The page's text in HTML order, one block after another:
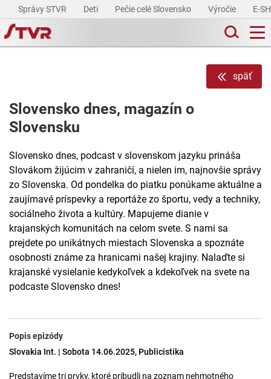
Správy STVR Deti Pečie celé Slovensko Výročie E-
späť
Slovensko dnes, magazín o
Slovensku
Slovensko dnes, podcast v slovenskom jazyku prináša
Slovákom žijúcim v zahraničí, a nielen im, najnovšie správy
zo Slovenska. Od pondelka do piatku ponúkame aktuálne a
zaujímavé príspevky a reportáže zo športu, vedy a techniky,
sociálneho života a kultúry. Mapujeme dianie v
krajanských komunitách na celom svete. S nami sa
prejdete po unikátnych miestach Slovenska a spoznáte
osobnosti známe za hranicami našej krajiny. Nalaďte si
krajanské vysielanie kedykoľvek a kdekoľvek na svete na
podcaste Slovensko dnes!
Popis epizódy
Slovakia Int. | Sobota 14.06.2025, Publicistika
Predstavíme tri prvky, ktoré pribudli na zoznam nehmotného